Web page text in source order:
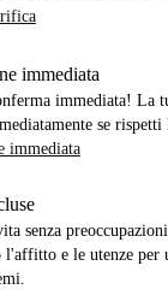
immediata
immediata! La
se rispetti
immediata
senza
l'affitto e le utenze per